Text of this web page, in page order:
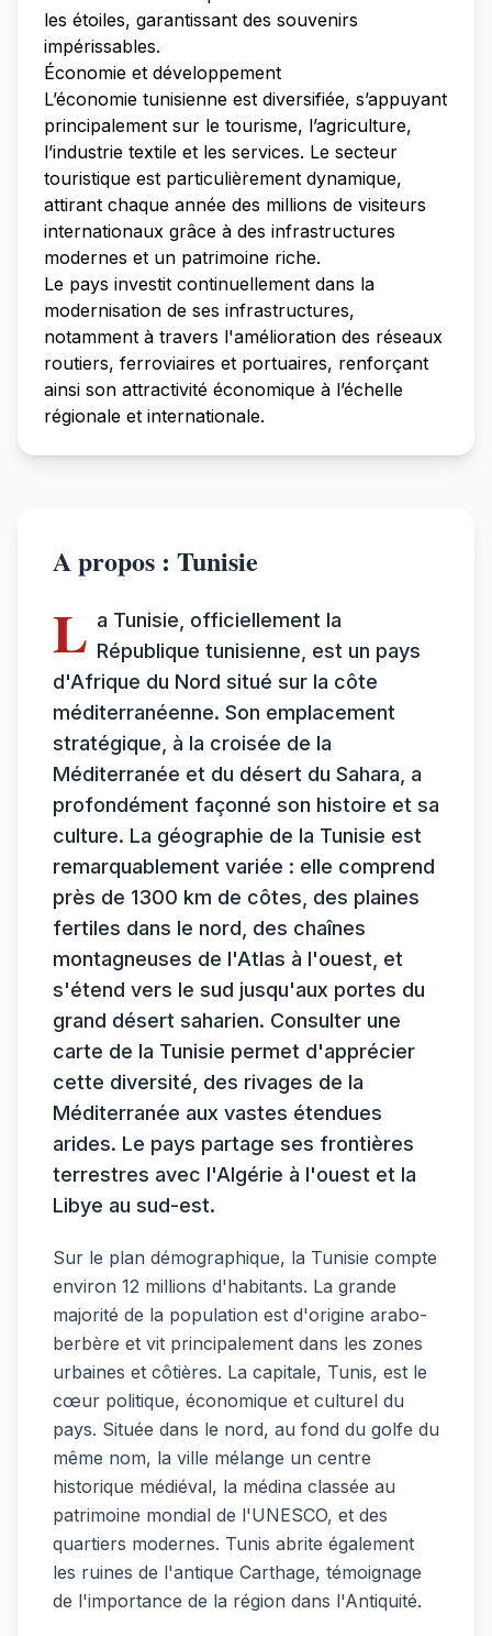
les étoiles, garantissant des souvenirs
impérissables.
Économie et développement
L’économie tunisienne est diversifiée, s’appuyant
principalement sur le tourisme, l’agriculture,
l’industrie textile et les services. Le secteur
touristique est particulièrement dynamique,
attirant chaque année des millions de visiteurs
internationaux grâce à des infrastructures
modernes et un patrimoine riche.
Le pays investit continuellement dans la
modernisation de ses infrastructures,
notamment à travers l'amélioration des réseaux
routiers, ferroviaires et portuaires, renforçant
ainsi son attractivité économique à l’échelle
régionale et internationale.
A propos : Tunisie
L a Tunisie, officiellement la
République tunisienne, est un pays
d'Afrique du Nord situé sur la côte
méditerranéenne. Son emplacement
stratégique, à la croisée de la
Méditerranée et du désert du Sahara, a
profondément façonné son histoire et sa
culture. La géographie de la Tunisie est
remarquablement variée : elle comprend
près de 1300 km de côtes, des plaines
fertiles dans le nord, des chaînes
montagneuses de l'Atlas à l'ouest, et
s'étend vers le sud jusqu'aux portes du
grand désert saharien. Consulter une
carte de la Tunisie permet d'apprécier
cette diversité, des rivages de la
Méditerranée aux vastes étendues
arides. Le pays partage ses frontières
terrestres avec l'Algérie à l'ouest et la
Libye au sud-est.
Sur le plan démographique, la Tunisie compte
environ 12 millions d'habitants. La grande
majorité de la population est d'origine arabo-
berbère et vit principalement dans les zones
urbaines et côtières. La capitale, Tunis, est le
cœur politique, économique et culturel du
pays. Située dans le nord, au fond du golfe du
même nom, la ville mélange un centre
historique médiéval, la médina classée au
patrimoine mondial de l'UNESCO, et des
quartiers modernes. Tunis abrite également
les ruines de l'antique Carthage, témoignage
de l'importance de la région dans l'Antiquité.